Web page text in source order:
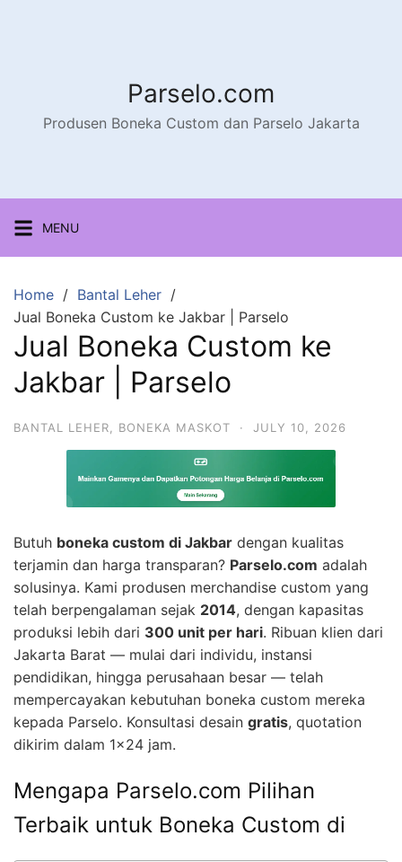
Parselo.com
Produsen Boneka Custom dan Parselo Jakarta
MENU
Home
Bantal Leher
Jual Boneka Custom ke Jakbar | Parselo
Jual Boneka Custom ke
Jakbar | Parselo
BANTAL LEHER BONEKA MASKOT · JULY 10, 2026
Butuh boneka custom di Jakbar dengan kualitas
terjamin dan harga transparan? Parselo.com adalah
solusinya. Kami produsen merchandise custom yang
telah berpengalaman sejak 2014, dengan kapasitas
produksi lebih dari 300 unit per hari. Ribuan klien dari
Jakarta Barat — mulai dari individu, instansi
pendidikan, hingga perusahaan besar — telah
mempercayakan kebutuhan boneka custom mereka
kepada Parselo. Konsultasi desain gratis, quotation
dikirim dalam 1×24 jam.
Mengapa Parselo.com Pilihan
Terbaik untuk Boneka Custom di